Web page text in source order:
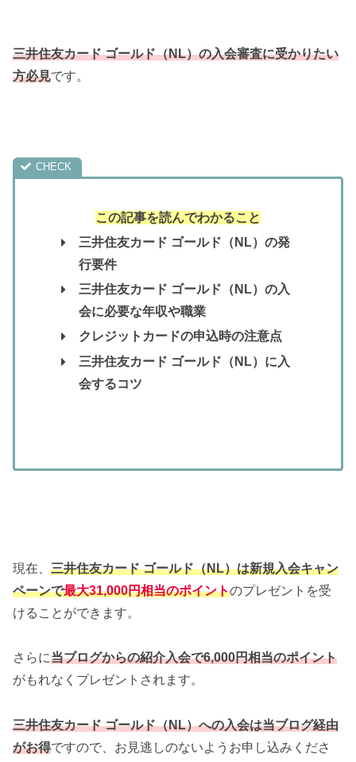
三井住友カード ゴールド（NL）の入会審査に受かりたい
方必見です。
この記事を読んでわかること
三井住友カード ゴールド（NL）の発
行要件
三井住友カード ゴールド（NL）の入
会に必要な年収や職業
クレジットカードの申込時の注意点
三井住友カード ゴールド（NL）に入
会するコツ
現在、 三井住友カード ゴールド（NL）は新規入会キャン
ペーンで最大31,000円相当のポイントのプレゼントを受
けることができます。
さらに当ブログからの紹介入会で6,000円相当のポイント
がもれなくプレゼントされます。
三井住友カード ゴールド（NL）への入会は当ブログ経由
がお得ですので、お見逃しのないようお申し込みくださ